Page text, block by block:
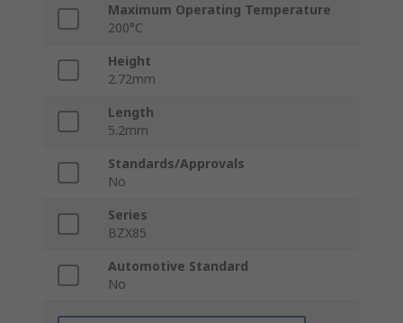
Maximum Operating Temperature
200°C
Height
2.72mm
Length
5.2mm
Standards/Approvals
No
Series
BZX85
Automotive Standard
No